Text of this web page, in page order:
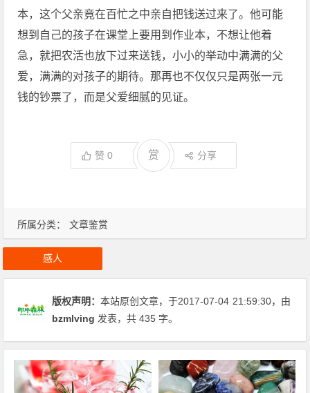
所属分类： 文章鉴赏
本，这个父亲竟在百忙之中亲自把钱送过来了。他可能
想到自己的孩子在课堂上要用到作业本，不想让他着
急，就把农活也放下过来送钱，小小的举动中满满的父
爱，满满的对孩子的期待。那再也不仅仅只是两张一元
钱的钞票了，而是父爱细腻的见证。
赞0 赏 分享
感人
版权声明：本站原创文章，于2017-07-04 21:59:30，由
bzmlving 发表，共 435 字。